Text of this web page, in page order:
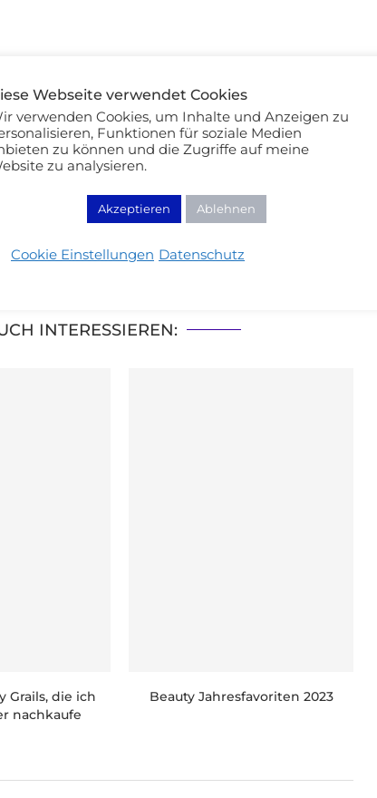
aus Leidenschaft!
INTERESSIEREN:
Grails, die ich
nachkaufe
Beauty Jahresfavoriten 2023
Webseite verwendet Cookies
verwenden Cookies, um Inhalte und Anzeigen zu
Funktionen für soziale Medien
zu können und die Zugriffe auf meine
zu analysieren.
Akzeptieren Ablehnen
Cookie Einstellungen Datenschutz